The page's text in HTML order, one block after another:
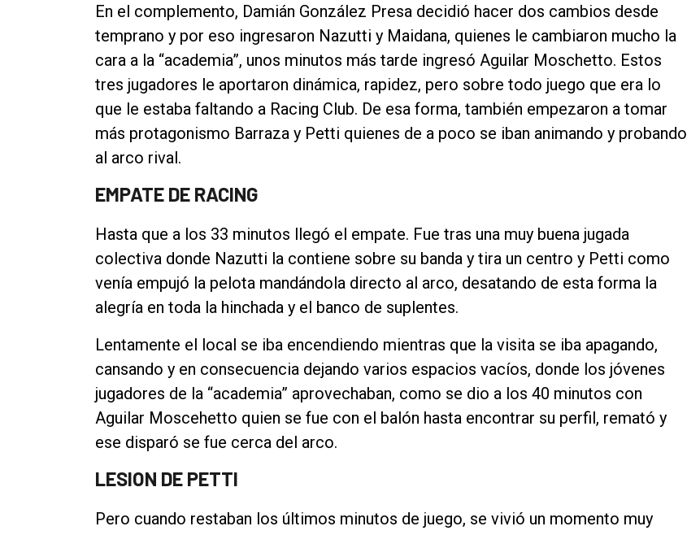
En el complemento, Damián González Presa decidió hacer dos cambios desde
temprano y por eso ingresaron Nazutti y Maidana, quienes le cambiaron mucho la
cara a la “academia”, unos minutos más tarde ingresó Aguilar Moschetto. Estos
tres jugadores le aportaron dinámica, rapidez, pero sobre todo juego que era lo
que le estaba faltando a Racing Club. De esa forma, también empezaron a tomar
más protagonismo Barraza y Petti quienes de a poco se iban animando y probando
al arco rival.
EMPATE DE RACING
Hasta que a los 33 minutos llegó el empate. Fue tras una muy buena jugada
colectiva donde Nazutti la contiene sobre su banda y tira un centro y Petti como
venía empujó la pelota mandándola directo al arco, desatando de esta forma la
alegría en toda la hinchada y el banco de suplentes.
Lentamente el local se iba encendiendo mientras que la visita se iba apagando,
cansando y en consecuencia dejando varios espacios vacíos, donde los jóvenes
jugadores de la “academia” aprovechaban, como se dio a los 40 minutos con
Aguilar Moscehetto quien se fue con el balón hasta encontrar su perfil, remató y
ese disparó se fue cerca del arco.
LESION DE PETTI
Pero cuando restaban los últimos minutos de juego, se vivió un momento muy